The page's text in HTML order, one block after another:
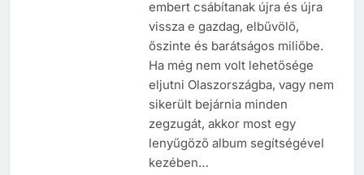
embert csábítanak újra és újra
vissza e gazdag, elbűvölő,
őszinte és barátságos miliőbe.
Ha még nem volt lehetősége
eljutni Olaszországba, vagy nem
sikerült bejárnia minden
zegzugát, akkor most egy
lenyűgöző album segítségével
kezében…